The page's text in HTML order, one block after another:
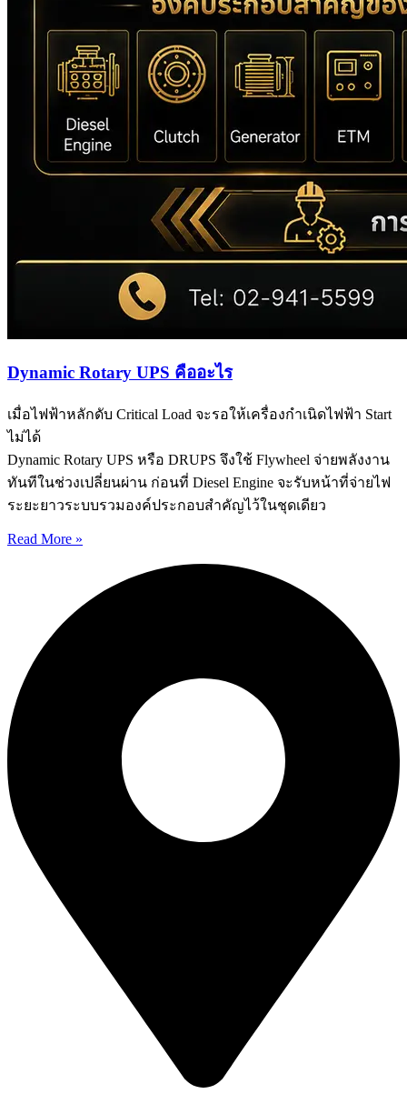
Dynamic Rotary UPS คืออะไร
เมื่อไฟฟ้าหลักดับ Critical Load จะรอให้เครื่องกำเนิดไฟฟ้า Start
ไม่ได้
Dynamic Rotary UPS หรือ DRUPS จึงใช้ Flywheel จ่ายพลังงาน
ทันทีในช่วงเปลี่ยนผ่าน ก่อนที่ Diesel Engine จะรับหน้าที่จ่ายไฟ
ระยะยาวระบบรวมองค์ประกอบสำคัญไว้ในชุดเดียว
Read More »